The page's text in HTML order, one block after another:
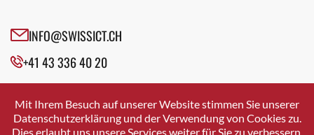
Crissier
Davos Platz
Dierikon
Dietikon
INFO@SWISSICT.CH
+41 43 336 40 20
SWISSICT
VULKANSTRASSE 120
8048 ZURICH
Mit Ihrem Besuch auf unserer Website stimmen Sie unserer
Datenschutzerklärung und der Verwendung von Cookies zu.
Dies erlaubt uns unsere Services weiter für Sie zu verbessern.